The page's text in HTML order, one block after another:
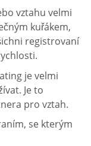
vztahu velmi
kuřákem,
registrovaní
je velmi
Je to
pro vztah.
se kterým